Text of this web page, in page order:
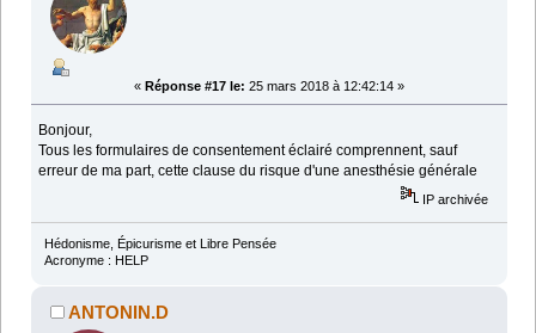
« Réponse #17 le: 25 mars 2018 à 12:42:14 »
Bonjour,
Tous les formulaires de consentement éclairé comprennent, sauf
erreur de ma part, cette clause du risque d'une anesthésie générale
IP archivée
Hédonisme, Épicurisme et Libre Pensée
Acronyme : HELP
ANTONIN.D